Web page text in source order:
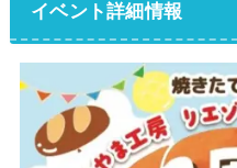
イベント詳細情報